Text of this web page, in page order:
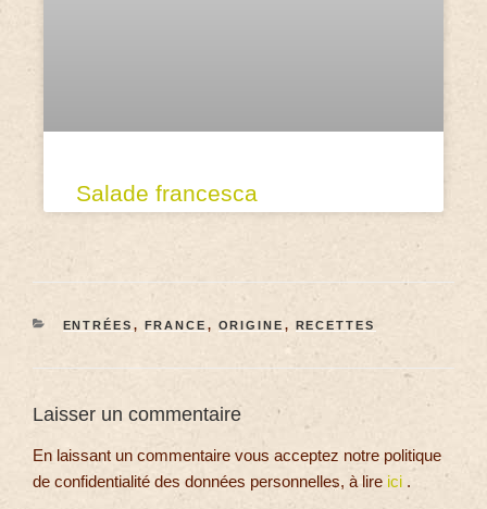
Salade francesca
ENTRÉES , FRANCE , ORIGINE , RECETTES
Laisser un commentaire
En laissant un commentaire vous acceptez notre politique
de confidentialité des données personnelles, à lire ici .